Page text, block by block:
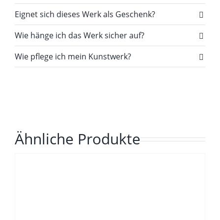
Eignet sich dieses Werk als Geschenk?
Wie hänge ich das Werk sicher auf?
Wie pflege ich mein Kunstwerk?
Ähnliche Produkte